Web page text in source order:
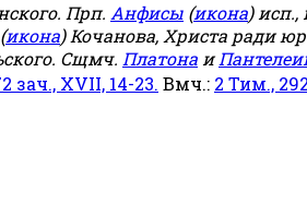
Прп. Анфисы (икона) исп.,
икона) Кочанова, Христа ради
Сщмч. Платона и
зач., XVII, 14-23. Вмч.: 2 Тим.,